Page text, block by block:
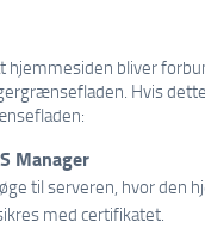
bliver
Hvis
Manager
til serveren, hvor den
med certifikatet.